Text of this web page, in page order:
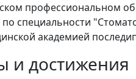
профессиональном
специальности
академией
и достижения